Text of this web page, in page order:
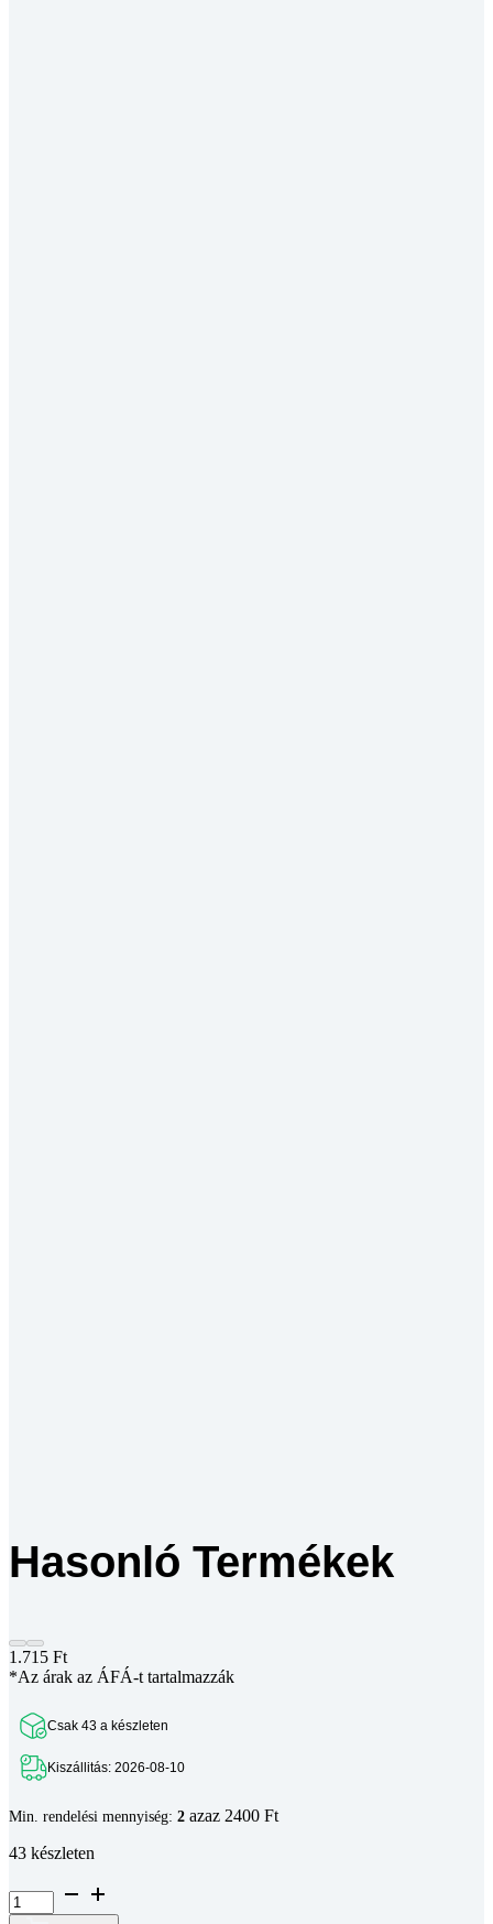
Hasonló Termékek
1.715 Ft
*Az árak az ÁFÁ-t tartalmazzák
Csak 43 a készleten
Kiszállitás: 2026-08-10
Min. rendelési mennyiség: 2 azaz 2400 Ft
43 készleten
B10
sarokelem